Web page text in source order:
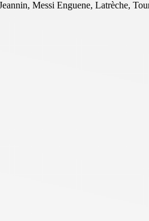
Messi Enguene, Latrèche,